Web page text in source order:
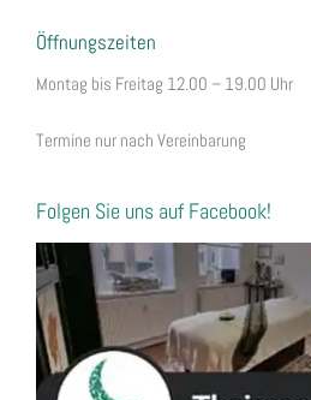
Öffnungszeiten
Montag bis Freitag 12.00 – 19.00 Uhr
Termine nur nach Vereinbarung
Folgen Sie uns auf Facebook!